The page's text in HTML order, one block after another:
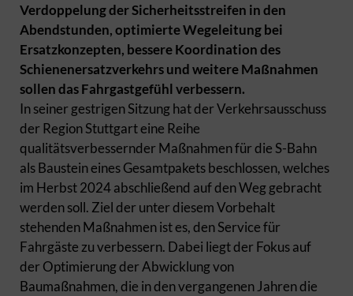
Verdoppelung der Sicherheitsstreifen in den
Abendstunden, optimierte Wegeleitung bei
Ersatzkonzepten, bessere Koordination des
Schienenersatzverkehrs und weitere Maßnahmen
sollen das Fahrgastgefühl verbessern.
In seiner gestrigen Sitzung hat der Verkehrsausschuss
der Region Stuttgart eine Reihe
qualitätsverbessernder Maßnahmen für die S-Bahn
als Baustein eines Gesamtpakets beschlossen, welches
im Herbst 2024 abschließend auf den Weg gebracht
werden soll. Ziel der unter diesem Vorbehalt
stehenden Maßnahmen ist es, den Service für
Fahrgäste zu verbessern. Dabei liegt der Fokus auf
der Optimierung der Abwicklung von
Baumaßnahmen, die in den vergangenen Jahren die